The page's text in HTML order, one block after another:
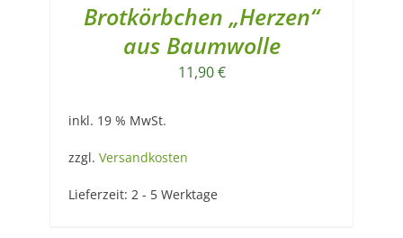
Brotkörbchen „Herzen“
aus Baumwolle
11,90€
inkl. 19 % MwSt.
zzgl. Versandkosten
Lieferzeit: 2 - 5 Werktage